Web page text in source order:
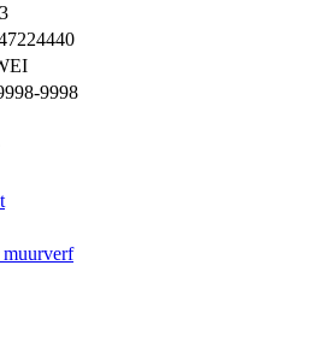
9998
muurverf